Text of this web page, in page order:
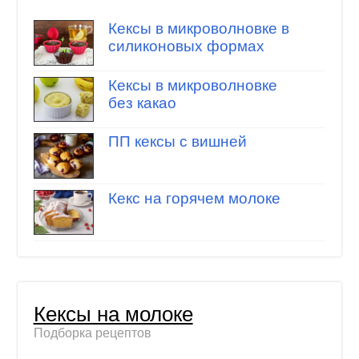
Кексы в микроволновке в
силиконовых формах
Кексы в микроволновке
без какао
ПП кексы с вишней
Кекс на горячем молоке
Кексы на молоке
Подборка рецептов